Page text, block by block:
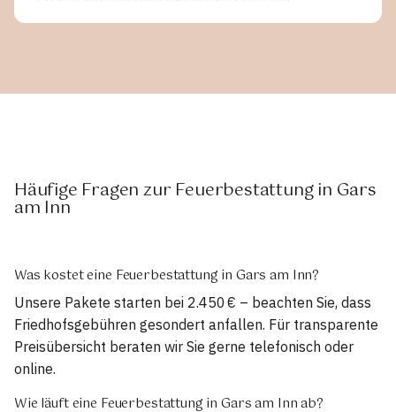
Häufige Fragen zur Feuerbestattung in Gars
am Inn
Was kostet eine Feuerbestattung in Gars am Inn?
Unsere Pakete starten bei 2.450 € – beachten Sie, dass
Friedhofsgebühren gesondert anfallen. Für transparente
Preisübersicht beraten wir Sie gerne telefonisch oder
online.
Wie läuft eine Feuerbestattung in Gars am Inn ab?